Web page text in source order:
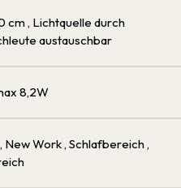
cm , Lichtquelle durch
austauschbar
8,2W
, New Work , Schlafbereich ,